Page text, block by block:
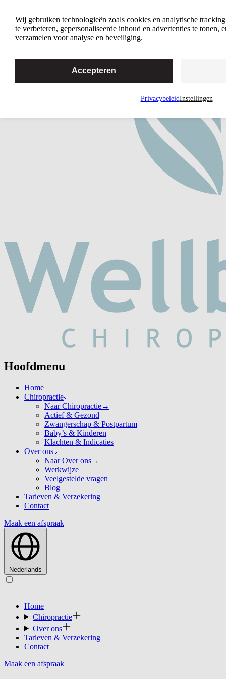
Home
Hoofdmenu
Home
Chiropractie
Naar Chiropractie→
Actief & Gezond
Zwangerschap & Postpartum
Baby’s & Kinderen
Klachten & Indicaties
Over ons
Naar Over ons→
Werkwijze
Veelgestelde vragen
Blog
Tarieven & Verzekering
Contact
Maak een afspraak
Nederlands
Home
Chiropractie
Over ons
Tarieven & Verzekering
Contact
Maak een afspraak
Wij gebruiken technologieën zoals cookies en analytische
te verbeteren, gepersonaliseerde inhoud en advertenties te tonen,
verzamelen voor analyse en beveiliging.
Accepteren
PrivacybeleidInstellingen